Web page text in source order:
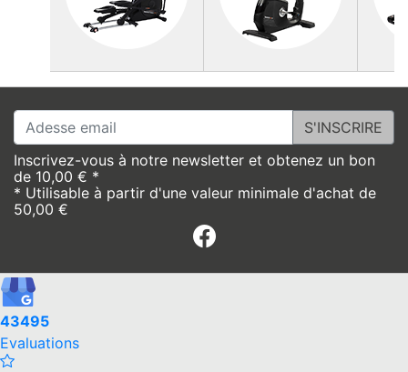
Adesse email
Inscrivez-vous à notre newsletter et obtenez un bon
de 10,00 € *
* Utilisable à partir d'une valeur minimale d'achat de
50,00 €
43495
Evaluations